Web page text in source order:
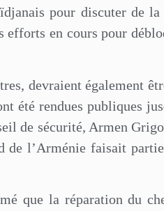
pour discuter de
en cours pour
devraient également
été rendues publiques
de sécurité, Armen
l’Arménie faisait
que la réparation du